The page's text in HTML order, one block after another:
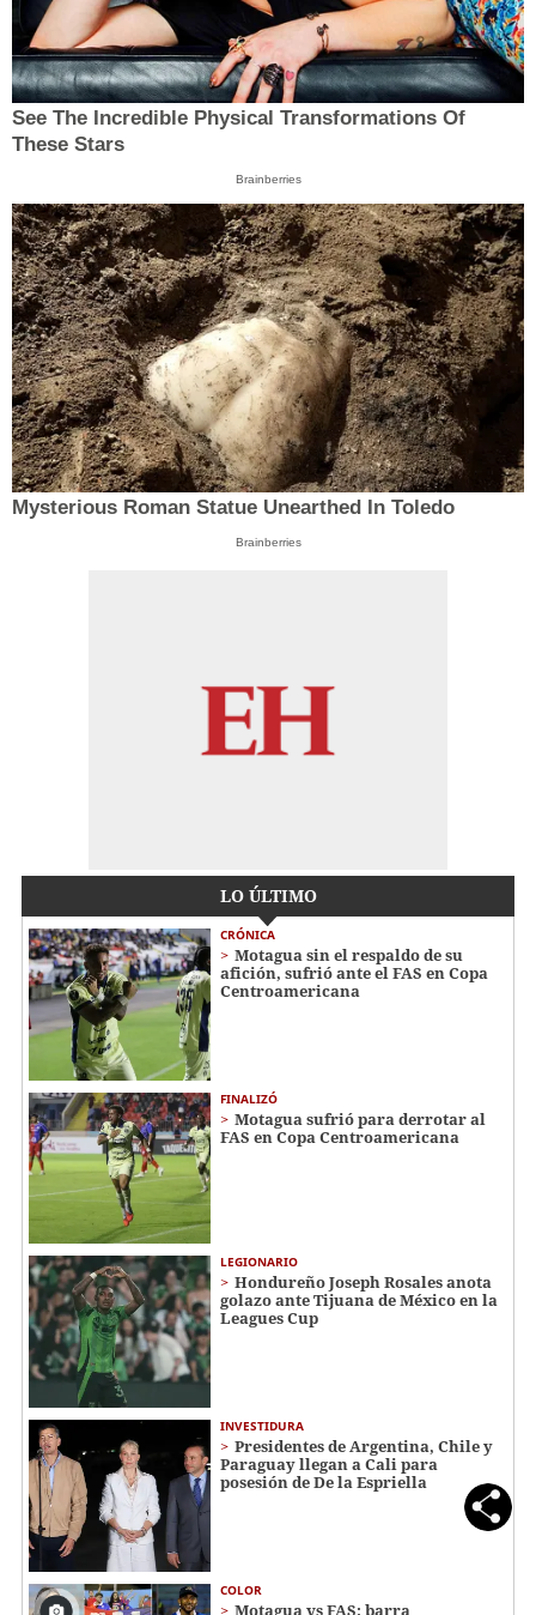
See The Incredible Physical Transformations Of
These Stars
Brainberries
Mysterious Roman Statue Unearthed In Toledo
Brainberries
LO ÚLTIMO
CRÓNICA
Motagua sin el respaldo de su
afición, sufrió ante el FAS en Copa
Centroamericana
FINALIZÓ
Motagua sufrió para derrotar al
FAS en Copa Centroamericana
LEGIONARIO
Hondureño Joseph Rosales anota
golazo ante Tijuana de México en la
Leagues Cup
INVESTIDURA
Presidentes de Argentina, Chile y
Paraguay llegan a Cali para
posesión de De la Espriella
COLOR
Motagua vs FAS: barra